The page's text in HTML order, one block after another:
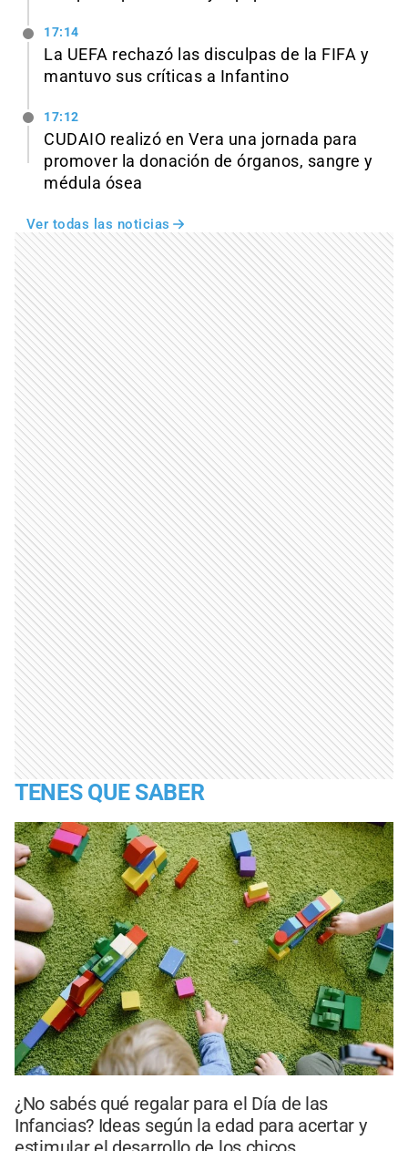
17:14
La UEFA rechazó las disculpas de la FIFA y
mantuvo sus críticas a Infantino
17:12
CUDAIO realizó en Vera una jornada para
promover la donación de órganos, sangre y
médula ósea
Ver todas las noticias
TENES QUE SABER
¿No sabés qué regalar para el Día de las
Infancias? Ideas según la edad para acertar y